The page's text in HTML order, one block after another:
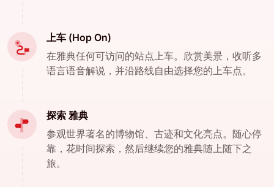
上车 (Hop On)
在雅典任何可访问的站点上车。欣赏美景，收听多
语言语音解说，并沿路线自由选择您的上车点。
探索 雅典
参观世界著名的博物馆、古迹和文化亮点。随心停
靠，花时间探索，然后继续您的雅典随上随下之
旅。